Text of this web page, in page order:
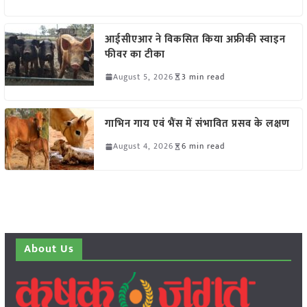
आईसीएआर ने विकसित किया अफ्रीकी स्वाइन
फीवर का टीका
August 5, 2026 3 min read
गाभिन गाय एवं भैंस में संभावित प्रसव के लक्षण
August 4, 2026 6 min read
About Us